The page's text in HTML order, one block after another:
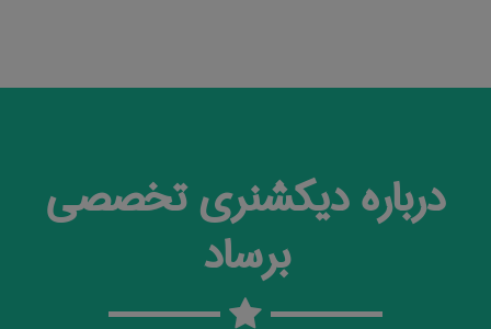
درباره دیکشنری تخصصی
برساد